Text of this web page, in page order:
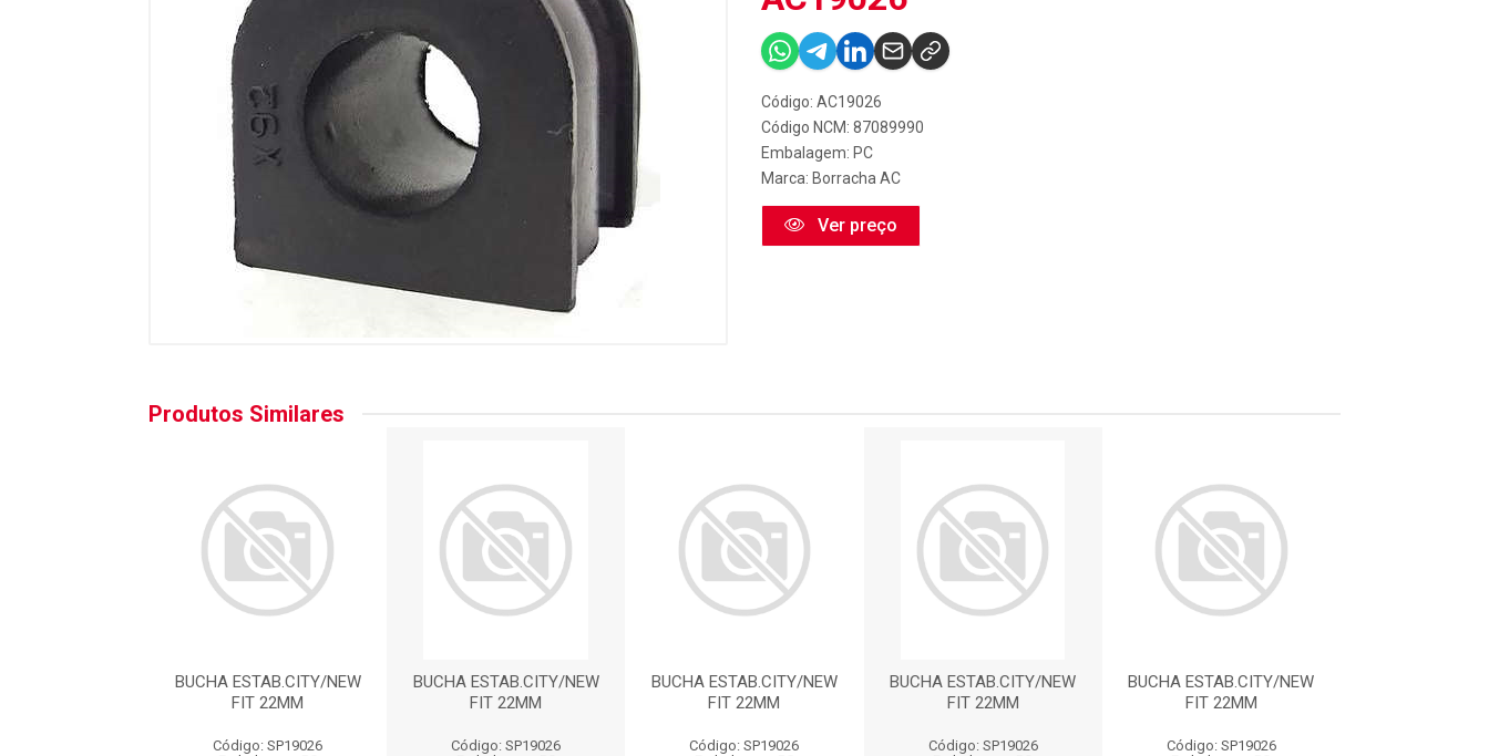
Código: AC19026
Código NCM: 87089990
Embalagem: PC
Marca: Borracha AC
Ver preço
Produtos Similares
BUCHA ESTAB.CITY/NEW
FIT 22MM
Código: SP19026
BUCHA ESTAB.CITY/NEW
FIT 22MM
Código: SP19026
BUCHA ESTAB.CITY/NEW
FIT 22MM
Código: SP19026
BUCHA ESTAB.CITY/NEW
FIT 22MM
Código: SP19026
BUCHA ESTAB.CITY/NEW
FIT 22MM
Código: SP19026